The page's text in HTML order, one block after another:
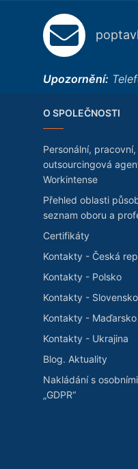
Upozornění:
O SPOLEČNOSTI
Personální, pracovní,
outsourcingová
Workintense
Přehled oblasti
seznam oboru a
Certifikáty
Kontakty - Česká
Kontakty - Polsko
Kontakty - Slovensko
Kontakty - Maďarsko
Kontakty - Ukrajina
Blog. Aktuality
Nakládání s
„GDPR“